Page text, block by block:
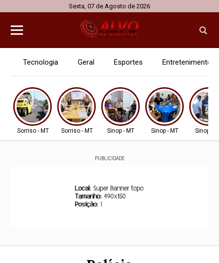
Sexta, 07 de Agosto de 2026
Tecnologia Geral Esportes Entretenimento
Sorriso - MT Sorriso - MT Sinop - MT Sinop - MT Sinop -
PUBLICIDADE